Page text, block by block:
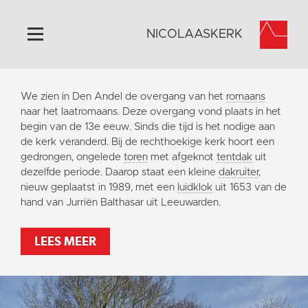
Home
Algemeen
Historie
Omgeving
Activiteiten
Steun ons
Contact
Vaktaal
NICOLAASKERK
We zien in Den Andel de overgang van het romaans
naar het laatromaans. Deze overgang vond plaats in het
begin van de 13e eeuw. Sinds die tijd is het nodige aan
de kerk veranderd. Bij de rechthoekige kerk hoort een
gedrongen, ongelede toren met afgeknot tentdak uit
dezelfde periode. Daarop staat een kleine dakruiter,
nieuw geplaatst in 1989, met een luidklok uit 1653 van de
hand van Jurriën Balthasar uit Leeuwarden.
LEES MEER